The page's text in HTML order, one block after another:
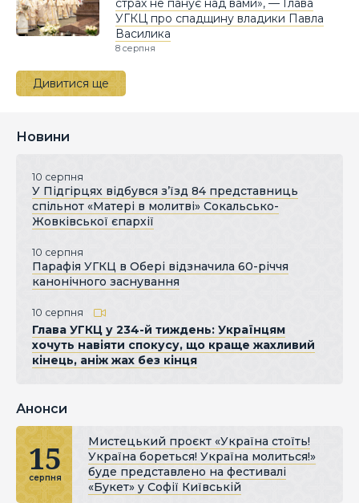
страх не панує над вами», — Глава
УГКЦ про спадщину владики Павла
Василика
8 серпня
Дивитися ще
Новини
10 серпня
У Підгірцях відбувся з’їзд 84 представниць
спільнот «Матері в молитві» Сокальсько-
Жовківської єпархії
10 серпня
Парафія УГКЦ в Обері відзначила 60-річчя
канонічного заснування
10 серпня
Глава УГКЦ у 234-й тиждень: Українцям
хочуть навіяти спокусу, що краще жахливий
кінець, аніж жах без кінця
Анонси
15
серпня
Мистецький проєкт «Україна стоїть!
Україна бореться! Україна молиться!»
буде представлено на фестивалі
«Букет» у Софії Київській